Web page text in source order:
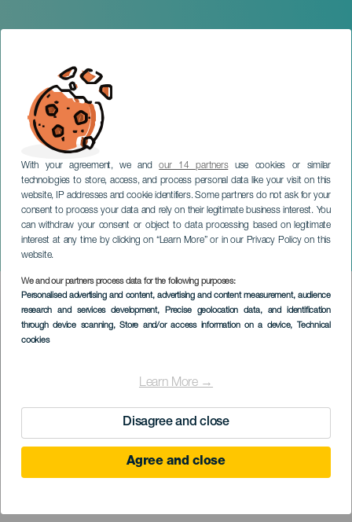
With your agreement, we andour 14 partnersuse cookies or similar
technologies to store, access, and process personal data like your visit on this
website, IP addresses and cookie identifiers. Some partners do not ask for your
consent to process your data and rely on their legitimate business interest. You
can withdraw your consent or object to data processing based on legitimate
interest at any time by clicking on “Learn More” or in our Privacy Policy on this
website.
We and our partners process data for the following purposes:
Personalised advertising and content, advertising and content measurement, audience
research and services development, Precise geolocation data, and identification
through device scanning, Store and/or access information on a device, Technical
cookies
Learn More →
Disagree and close
Agree and close
Jorge Blass: Ilusionarte
LANZAROTE
Imagen
Listado